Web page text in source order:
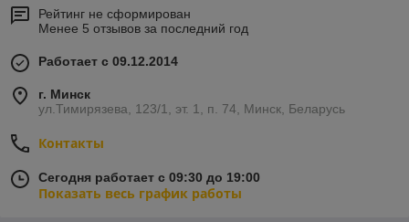
Рейтинг не сформирован
Менее 5 отзывов за последний год
Работает с 09.12.2014
г. Минск
ул.Тимирязева, 123/1, эт. 1, п. 74, Минск, Беларусь
Контакты
Сегодня работает с 09:30 до 19:00
Показать весь график работы